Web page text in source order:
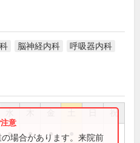
脳神経内科
呼吸器内科
祝
● ● ●
場合があります。来院前